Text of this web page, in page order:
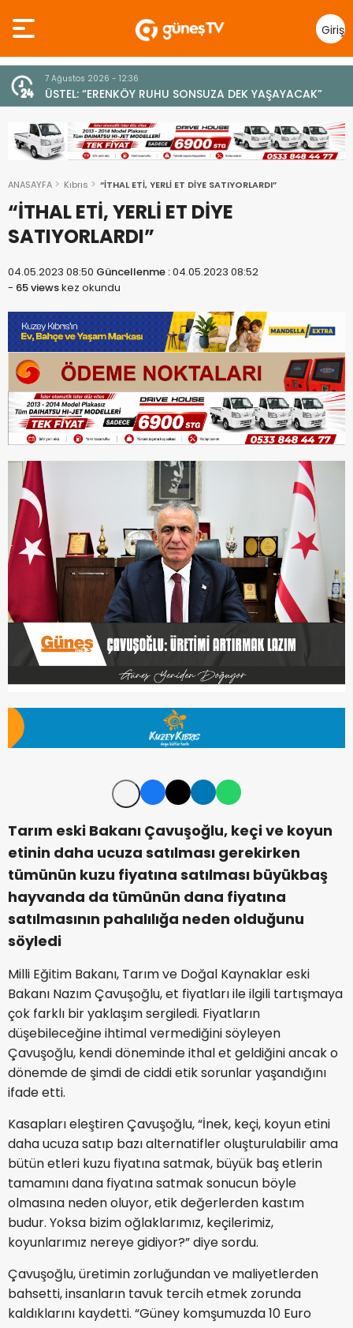
Giriş
Yap
7 Ağustos 2026 - 12:36
ÜSTEL: “ERENKÖY RUHU SONSUZA DEK YAŞAYACAK”
ANASAYFA Kıbrıs “İTHAL ETİ, YERLİ ET DİYE SATIYORLARDI”
“İTHAL ETİ, YERLİ ET DİYE
SATIYORLARDI”
04.05.2023 08:50 Güncellenme :04.05.2023 08:52
- 65 viewskez okundu
Tarım eski Bakanı Çavuşoğlu, keçi ve koyun
etinin daha ucuza satılması gerekirken
tümünün kuzu fiyatına satılması büyükbaş
hayvanda da tümünün dana fiyatına
satılmasının pahalılığa neden olduğunu
söyledi
Milli Eğitim Bakanı, Tarım ve Doğal Kaynaklar eski
Bakanı Nazım Çavuşoğlu, et fiyatları ile ilgili tartışmaya
çok farklı bir yaklaşım sergiledi. Fiyatların
düşebileceğine ihtimal vermediğini söyleyen
Çavuşoğlu, kendi döneminde ithal et geldiğini ancak o
dönemde de şimdi de ciddi etik sorunlar yaşandığını
ifade etti.
Kasapları eleştiren Çavuşoğlu, “İnek, keçi, koyun etini
daha ucuza satıp bazı alternatifler oluşturulabilir ama
bütün etleri kuzu fiyatına satmak, büyük baş etlerin
tamamını dana fiyatına satmak sonucun böyle
olmasına neden oluyor, etik değerlerden kastım
budur. Yoksa bizim oğlaklarımız, keçilerimiz,
koyunlarımız nereye gidiyor?” diye sordu.
Çavuşoğlu, üretimin zorluğundan ve maliyetlerden
bahsetti, insanların tavuk tercih etmek zorunda
kaldıklarını kaydetti. “Güney komşumuzda 10 Euro